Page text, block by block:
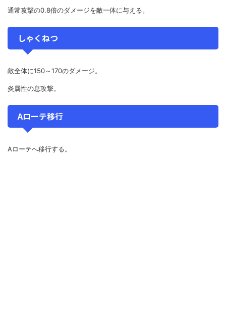
通常攻撃の0.8倍のダメージを敵一体に与える。
しゃくねつ
敵全体に150～170のダメージ。
炎属性の息攻撃。
Aローテ移行
Aローテへ移行する。